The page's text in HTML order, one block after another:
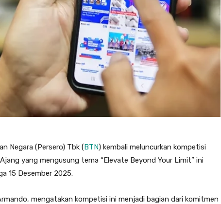
Negara (Persero) Tbk (BTN) kembali meluncurkan kompetisi
yang mengusung tema “Elevate Beyond Your Limit” ini
15 Desember 2025.
mengatakan kompetisi ini menjadi bagian dari komitmen